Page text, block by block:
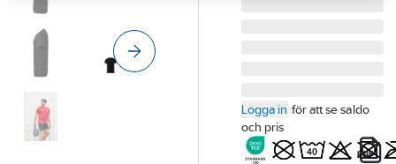
Logga in för att se saldo
och pris